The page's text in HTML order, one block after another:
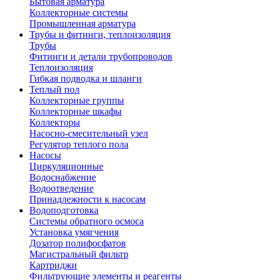
Коллекторные системы
Промышленная арматура
Трубы и фитинги, теплоизоляция
Трубы
Фитинги и детали трубопроводов
Теплоизоляция
Гибкая подводка и шланги
Теплый пол
Коллекторные группы
Коллекторные шкафы
Коллекторы
Насосно-смесительный узел
Регулятор теплого пола
Насосы
Циркуляционные
Водоснабжение
Водоотведение
Принадлежности к насосам
Водоподготовка
Системы обратного осмоса
Установка умягчения
Дозатор полифосфатов
Магистральный фильтр
Картриджи
Фильтрующие элементы и реагенты